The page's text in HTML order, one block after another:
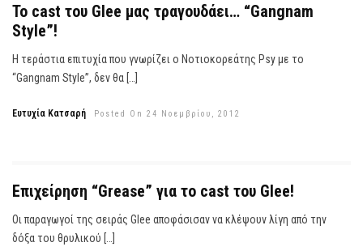
Το cast του Glee μας τραγουδάει… “Gangnam
Style”!
Η τεράστια επιτυχία που γνωρίζει ο Νοτιοκορεάτης Psy με το
“Gangnam Style”, δεν θα […]
Ευτυχία Κατσαρή Posted On 24 Νοεμβρίου, 2012
Επιχείρηση “Grease” για το cast του Glee!
Οι παραγωγοί της σειράς Glee αποφάσισαν να κλέψουν λίγη από την
δόξα του θρυλικού […]